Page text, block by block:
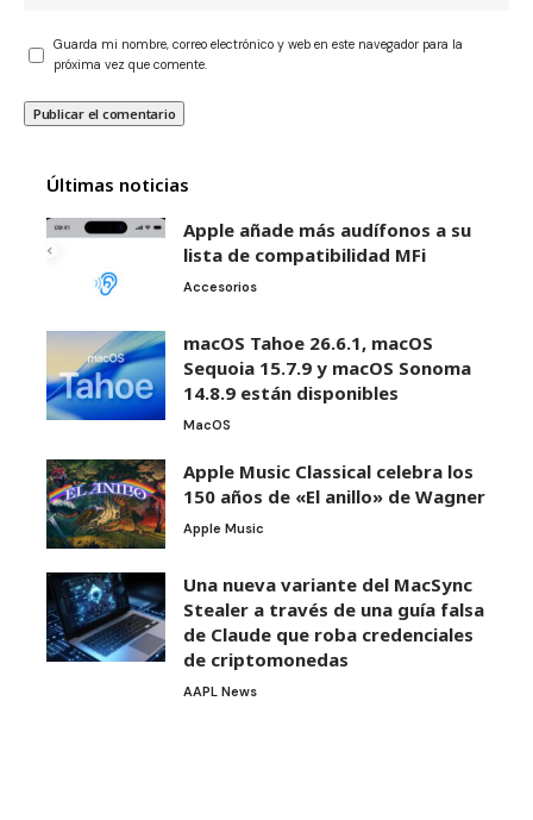
Guarda mi nombre, correo electrónico y web en este navegador para la
próxima vez que comente.
Últimas noticias
Apple añade más audífonos a su
lista de compatibilidad MFi
Accesorios
macOS Tahoe 26.6.1, macOS
Sequoia 15.7.9 y macOS Sonoma
14.8.9 están disponibles
MacOS
Apple Music Classical celebra los
150 años de «El anillo» de Wagner
Apple Music
Una nueva variante del MacSync
Stealer a través de una guía falsa
de Claude que roba credenciales
de criptomonedas
AAPL News